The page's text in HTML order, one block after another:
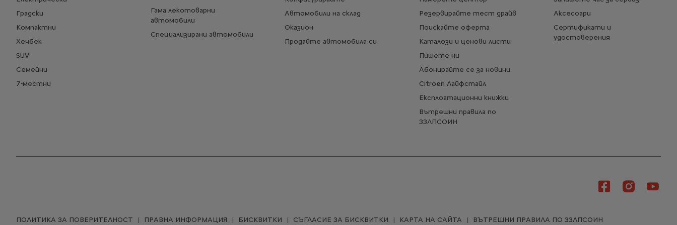
Градски
Компактни
Хечбек
SUV
Семейни
7-местни
Гама лекотоварни
автомобили
Специализирани автомобили
Автомобили на склад
Оказион
Продайте автомобила си
Резервирайте тест драйв
Поискайте оферта
Каталози и ценови листи
Пишете ни
Абонирайте се за новини
Citroën Лайфстайл
Експлоатационни книжки
Вътрешни правила по
ЗЗЛПСОИН
Аксесоари
Сертификати и
удостоверения
ПОЛИТИКА ЗА ПОВЕРИТЕЛНОСТ ПРАВНА ИНФОРМАЦИЯ БИСКВИТКИ СЪГЛАСИЕ ЗА БИСКВИТКИ КАРТА НА САЙТА ВЪТРЕШНИ ПРАВИЛА ПО ЗЗЛПСОИН